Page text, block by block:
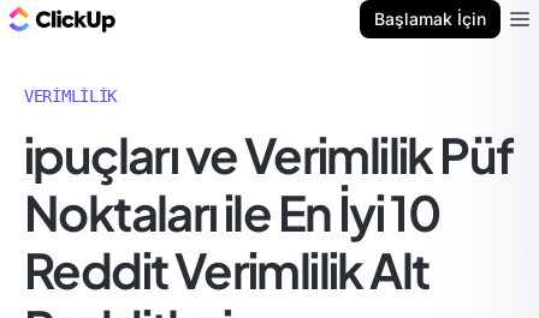
Başlamak İçin
VERIMLILIK
i̇puçları ve Verimlilik Püf
Noktaları ile En İyi 10
Reddit Verimlilik Alt